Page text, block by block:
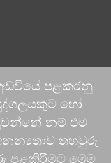
අඩවියේ පළකරනු
හෝ
නම් එම
තහවුරු
පළකිරීමට මෙම